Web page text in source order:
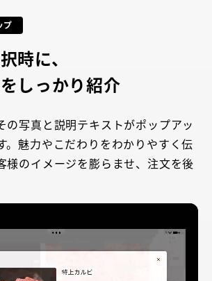
プ
時に、
しっかり紹介
の写真と説明テキストがポップアッ
。魅力やこだわりをわかりやすく伝
様のイメージを膨らませ、注文を後